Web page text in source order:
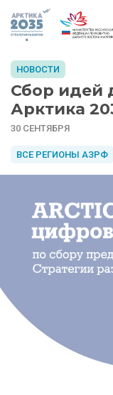
Сбор идей
Арктика
30 СЕНТЯБРЯ
ВСЕ РЕГИОНЫ АЗРФ
НОВОСТИ